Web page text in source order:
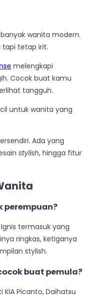
wanita modern.
tapi tetap irit.
melengkapi
Cocok buat kamu
tangguh.
untuk wanita yang
Ada yang
stylish, hingga fitur
perempuan?
termasuk yang
ringkas, ketiganya
stylish.
buat pemula?
Picanto, Daihatsu